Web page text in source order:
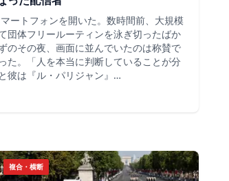
ートフォンを開いた。数時間前、大規模
団体フリールーティンを泳ぎ切ったばか
のその夜、画面に並んでいたのは称賛で
た。「人を本当に判断していることが分
彼は『ル・パリジャン』…
複合・横断